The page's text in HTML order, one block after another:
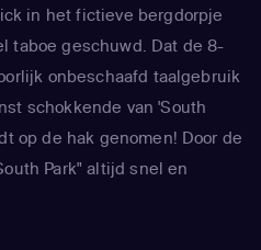
in het fictieve bergdorpje
taboe geschuwd. Dat de 8-
onbeschaafd taalgebruik
schokkende van 'South
op de hak genomen! Door de
Park" altijd snel en